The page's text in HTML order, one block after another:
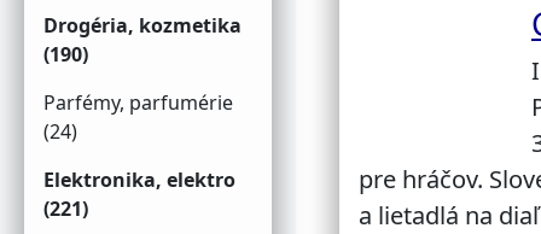
Drogéria, kozmetika
(190)
Parfémy, parfumérie
(24)
Elektronika, elektro
(221)
pre hráčov.
a lietadlá na